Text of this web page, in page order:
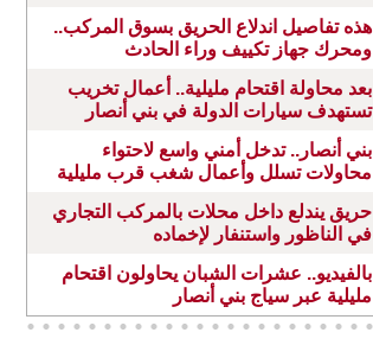
هذه تفاصيل اندلاع الحريق بسوق المركب..
ومحرك جهاز تكييف وراء الحادث
بعد محاولة اقتحام مليلية.. أعمال تخريب
تستهدف سيارات الدولة في بني أنصار
بني أنصار.. تدخل أمني واسع لاحتواء
محاولات تسلل وأعمال شغب قرب مليلية
حريق يندلع داخل محلات بالمركب التجاري
في الناظور واستنفار لإخماده
بالفيديو.. عشرات الشبان يحاولون اقتحام
مليلية عبر سياج بني أنصار